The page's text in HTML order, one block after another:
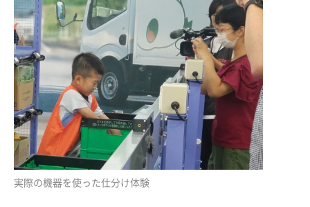
実際の機器を使った仕分け体験